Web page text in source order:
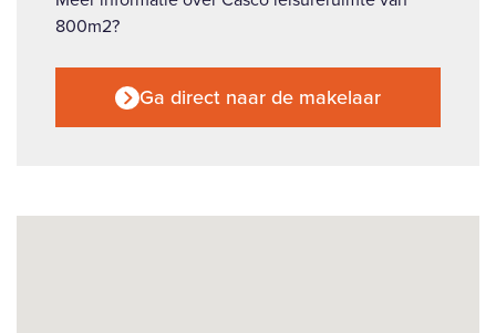
800m2?
Ga direct naar de makelaar